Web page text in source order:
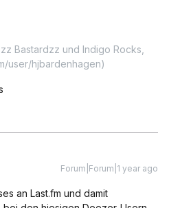
Bastardzz und Indigo Rocks,
user/hjbardenhagen)
Forum|Forum|1 year ago
an Last.fm und damit